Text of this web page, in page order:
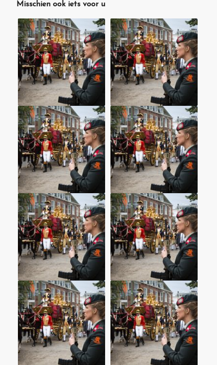
Misschien ook iets voor u